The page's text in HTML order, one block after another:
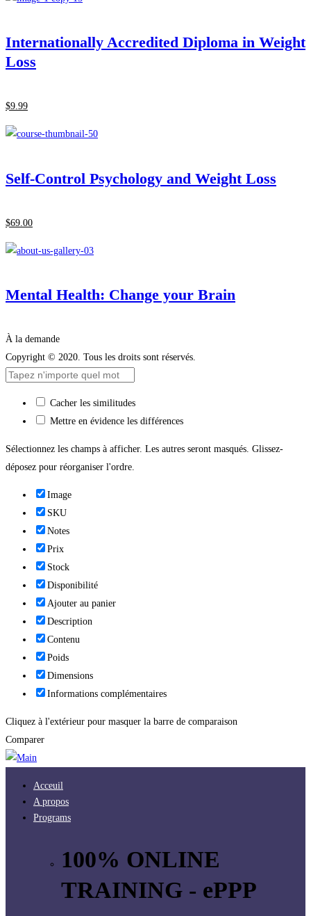
Internationally Accredited Diploma in Weight
Loss
$9.99
Self-Control Psychology and Weight Loss
$69 .00
Mental Health: Change your Brain
À la demande
Copyright © 2020. Tous les droits sont réservés.
Cacher les similitudes
Mettre en évidence les différences
Sélectionnez les champs à afficher. Les autres seront masqués. Glissez-
déposez pour réorganiser l'ordre.
Image
SKU
Notes
Prix
Stock
Disponibilité
Ajouter au panier
Description
Contenu
Poids
Dimensions
Informations complémentaires
Cliquez à l'extérieur pour masquer la barre de comparaison
Comparer
Acceuil
A propos
Programs
100% ONLINE
TRAINING - ePPP